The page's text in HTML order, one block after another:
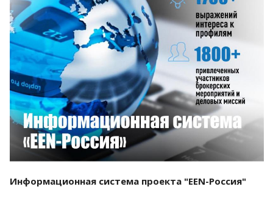
Смотреть проект
Информационная система проекта "EEN-Россия"